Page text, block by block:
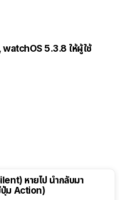
5.3.8 ให้ผู้ใช้
หายไป นำกลับมา
ปุ่ม Action)